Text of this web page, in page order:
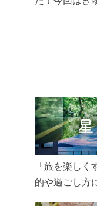
太陽の光を
「旅を楽しく
的や過ごし方